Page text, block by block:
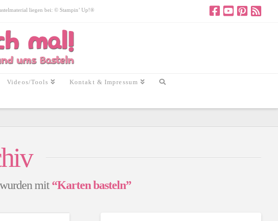
liegen bei: © Stampin’ Up!®
Videos/Tools Kontakt & Impressum
mit“Karten basteln”